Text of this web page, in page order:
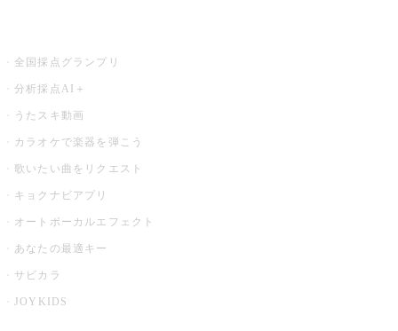
全国採点グランプリ
分析採点AI＋
うたスキ動画
カラオケで楽器を弾こう
歌いたい曲をリクエスト
キョクナビアプリ
オートボーカルエフェクト
あなたの最適キー
サビカラ
JOYKIDS